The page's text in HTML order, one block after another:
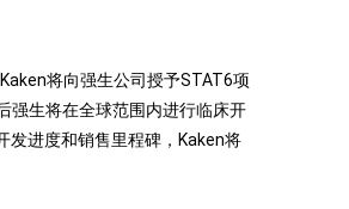
将向强生公司授予STAT6项
强生将在全球范围内进行临床开
发进度和销售里程碑，Kaken将